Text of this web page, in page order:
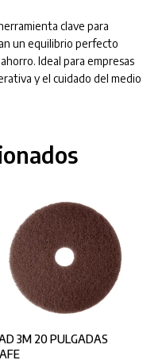
clave para
un equilibrio perfecto
Ideal para empresas
y el cuidado del medio
3M 20 PULGADAS